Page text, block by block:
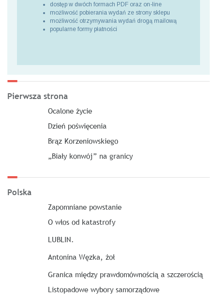
dostęp w dwóch formach PDF oraz on-line
możliwość pobierania wydań ze strony sklepu
możliwość otrzymywania wydań drogą mailową
popularne formy płatności
Pierwsza strona
Ocalone życie
Dzień poświęcenia
Brąz Korzeniowskiego
„Biały konwój” na granicy
Polska
Zapomniane powstanie
O włos od katastrofy
LUBLIN.
Antonina Węzka, żoł
Granica między prawdomównością a szczerością
Listopadowe wybory samorządowe